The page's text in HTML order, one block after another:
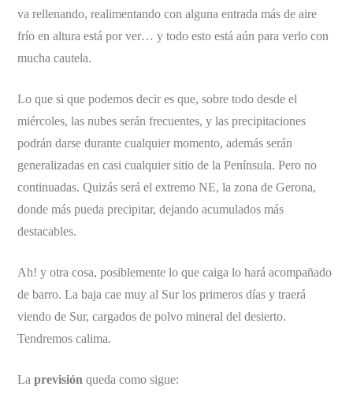
va rellenando, realimentando con alguna entrada más de aire
frío en altura está por ver… y todo esto está aún para verlo con
mucha cautela.
Lo que si que podemos decir es que, sobre todo desde el
miércoles, las nubes serán frecuentes, y las precipitaciones
podrán darse durante cualquier momento, además serán
generalizadas en casi cualquier sitio de la Península. Pero no
continuadas. Quizás será el extremo NE, la zona de Gerona,
donde más pueda precipitar, dejando acumulados más
destacables.
Ah! y otra cosa, posiblemente lo que caiga lo hará acompañado
de barro. La baja cae muy al Sur los primeros días y traerá
viendo de Sur, cargados de polvo mineral del desierto.
Tendremos calima.
Laprevisión queda como sigue: